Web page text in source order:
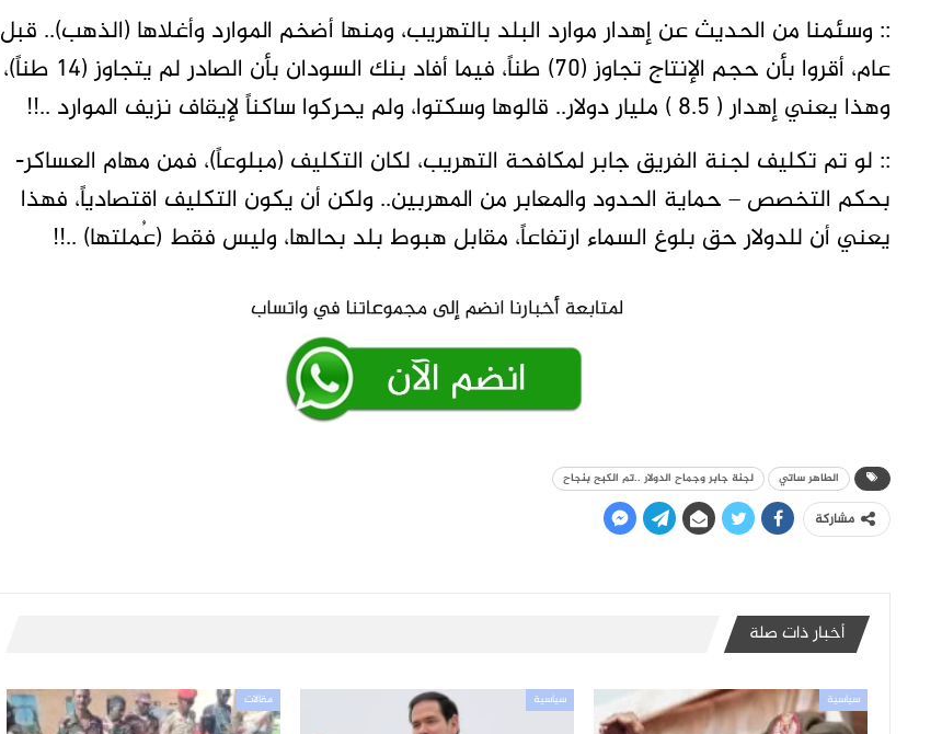
:: وسئمنا من الحديث عن إهدار موارد البلد بالتهريب، ومنها أضخم الموارد وأغلاها (الذهب).. قبل
عام، أقروا بأن حجم الإنتاج تجاوز (70) طناً، فيما أفاد بنك السودان بأن الصادر لم يتجاوز (14 طناً)،
وهذا يعني إهدار ( 8.5 ) مليار دولار.. قالوها وسكتوا، ولم يحركوا ساكناً لإيقاف نزيف الموارد ..!!
:: لو تم تكليف لجنة الفريق جابر لمكافحة التهريب، لكان التكليف (مبلوعاً)، فمن مهام العساكر-
بحكم التخصص – حماية الحدود والمعابر من المهربين.. ولكن أن يكون التكليف اقتصادياً، فهذا
يعني أن للدولار حق بلوغ السماء ارتفاعاً، مقابل هبوط بلد بحالها، وليس فقط (عُملتها) ..!!
الطاهر ساتي لجنة جابر وجماح الدولار ..تم الكبح بنجاح
مشاركة
أخبار ذات صلة
سياسية سياسية مقالات